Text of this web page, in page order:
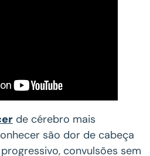
de cérebro mais
são dor de cabeça
convulsões sem